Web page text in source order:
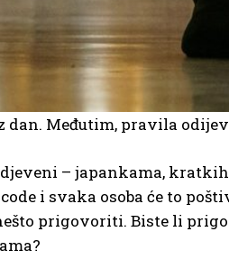
dan. Međutim, pravila
– japankama,
i svaka osoba će to
prigovoriti. Biste li